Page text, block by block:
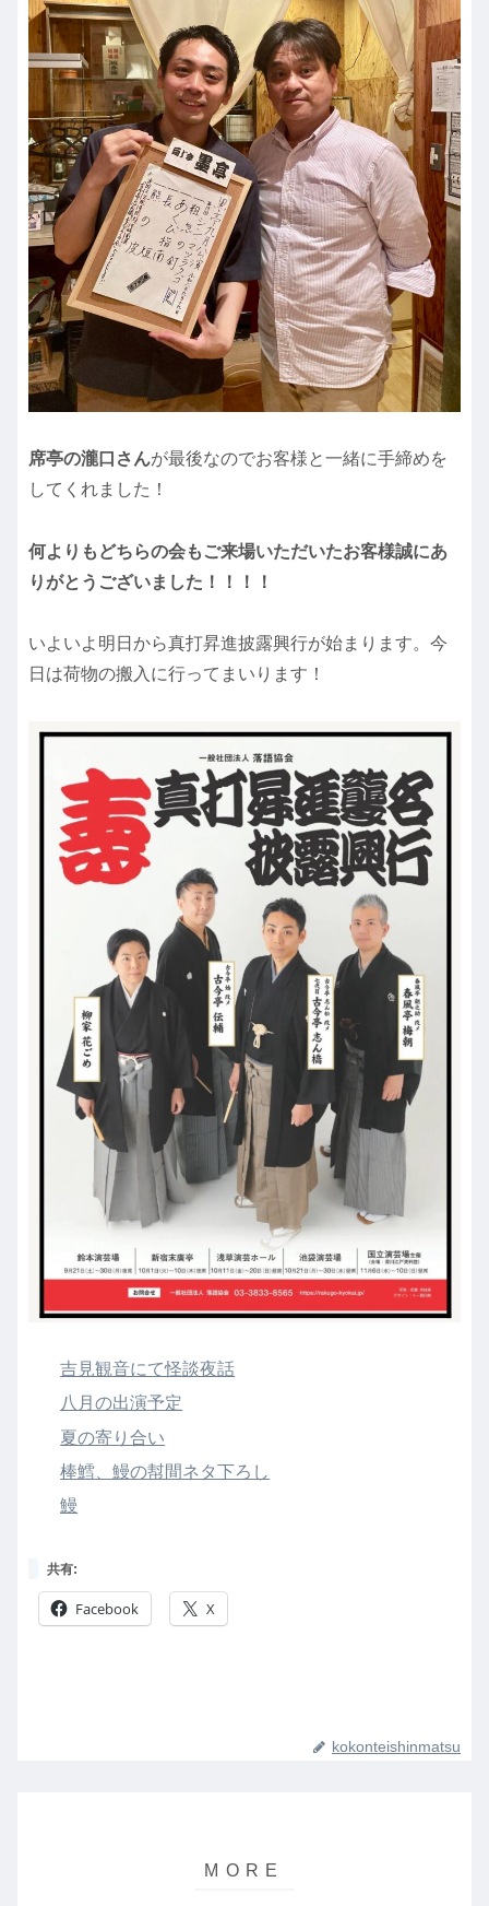
席亭の瀧口さんが最後なのでお客様と一緒に手締めを
してくれました！
何よりもどちらの会もご来場いただいたお客様誠にあ
りがとうございました！！！！
いよいよ明日から真打昇進披露興行が始まります。今
日は荷物の搬入に行ってまいります！
吉見観音にて怪談夜話
八月の出演予定
夏の寄り合い
棒鱈、鰻の幇間ネタ下ろし
鰻
共有:
Facebook X
kokonteishinmatsu